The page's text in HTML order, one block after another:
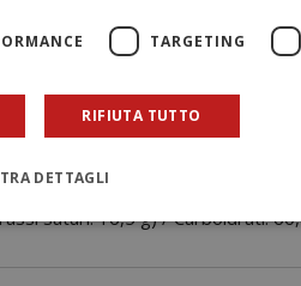
cacao, siero di LATTE in polvere,
saturi: 16,5 g) / Carboidrati:
TARGETING
RIFIUTA TUTTO
DETTAGLI